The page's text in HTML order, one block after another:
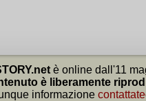
è online dall'11
è liberamente
informazione